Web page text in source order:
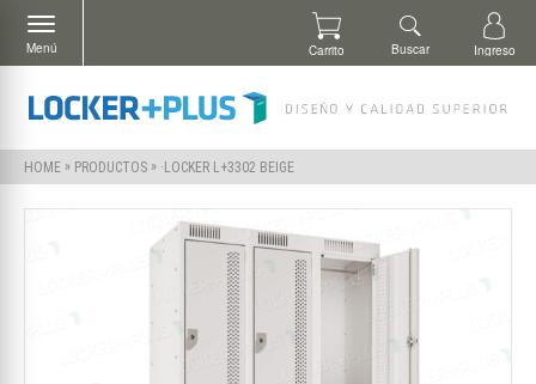
HOME » PRODUCTOS » ·LOCKER L+3302 BEIGE
Menú Carrito Buscar Ingreso